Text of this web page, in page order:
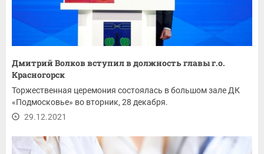
Дмитрий Волков вступил в должность главы г.о.
Красногорск
Торжественная церемония состоялась в большом зале ДК
«Подмосковье» во вторник, 28 декабря.
29.12.2021